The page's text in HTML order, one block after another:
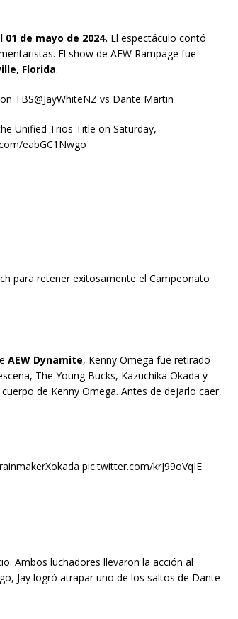
01 de mayo de 2024. El espectáculo contó
El show de AEW Rampage fue
, Florida.
TBS@JayWhiteNZ vs Dante Martin
Unified Trios Title on Saturday,
eabGC1Nwgo
para retener exitosamente el Campeonato
AEW Dynamite, Kenny Omega fue retirado
The Young Bucks, Kazuchika Okada y
de Kenny Omega. Antes de dejarlo caer,
pic.twitter.com/krJ99oVqIE
Ambos luchadores llevaron la acción al
Jay logró atrapar uno de los saltos de Dante